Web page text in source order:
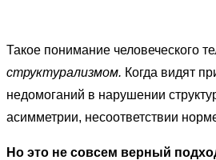
Такое понимание человеческого
структурализмом. Когда видят
недомоганий в нарушении
асимметрии, несоответствии
Но это не совсем верный